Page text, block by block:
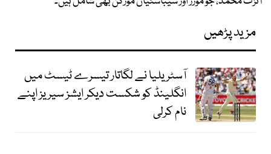
مزید پڑھیں
آسٹریلیا نے لگاتار تیسرے ٹیسٹ میں
انگلینڈ کو شکست دیکر ایشز سیریز اپنے
نام کرلی